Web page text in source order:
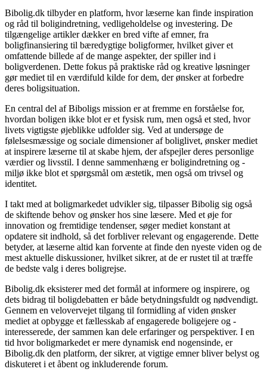
Bibolig.dk tilbyder en platform, hvor læserne kan finde inspiration
og råd til boligindretning, vedligeholdelse og investering. De
tilgængelige artikler dækker en bred vifte af emner, fra
boligfinansiering til bæredygtige boligformer, hvilket giver et
omfattende billede af de mange aspekter, der spiller ind i
boligverdenen. Dette fokus på praktiske råd og kreative løsninger
gør mediet til en værdifuld kilde for dem, der ønsker at forbedre
deres boligsituation.
En central del af Biboligs mission er at fremme en forståelse for,
hvordan boligen ikke blot er et fysisk rum, men også et sted, hvor
livets vigtigste øjeblikke udfolder sig. Ved at undersøge de
følelsesmæssige og sociale dimensioner af boliglivet, ønsker mediet
at inspirere læserne til at skabe hjem, der afspejler deres personlige
værdier og livsstil. I denne sammenhæng er boligindretning og -
miljø ikke blot et spørgsmål om æstetik, men også om trivsel og
identitet.
I takt med at boligmarkedet udvikler sig, tilpasser Bibolig sig også
de skiftende behov og ønsker hos sine læsere. Med et øje for
innovation og fremtidige tendenser, søger mediet konstant at
opdatere sit indhold, så det forbliver relevant og engagerende. Dette
betyder, at læserne altid kan forvente at finde den nyeste viden og de
mest aktuelle diskussioner, hvilket sikrer, at de er rustet til at træffe
de bedste valg i deres boligrejse.
Bibolig.dk eksisterer med det formål at informere og inspirere, og
dets bidrag til boligdebatten er både betydningsfuldt og nødvendigt.
Gennem en velovervejet tilgang til formidling af viden ønsker
mediet at opbygge et fællesskab af engagerede boligejere og -
interesserede, der sammen kan dele erfaringer og perspektiver. I en
tid hvor boligmarkedet er mere dynamisk end nogensinde, er
Bibolig.dk den platform, der sikrer, at vigtige emner bliver belyst og
diskuteret i et åbent og inkluderende forum.